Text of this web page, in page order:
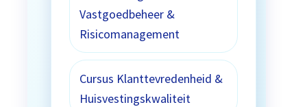
Vastgoedbeheer &
Risicomanagement
Cursus Klanttevredenheid &
Huisvestingskwaliteit